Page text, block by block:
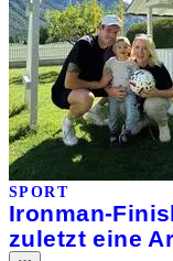
SPORT
Ironman-
zuletzt eine